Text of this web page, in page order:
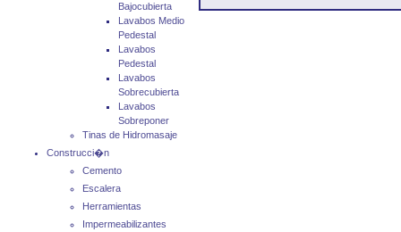
Bajocubierta
Lavabos Medio
Pedestal
Lavabos
Pedestal
Lavabos
Sobrecubierta
Lavabos
Sobreponer
Tinas de Hidromasaje
Construcci�n
Cemento
Escalera
Herramientas
Impermeabilizantes